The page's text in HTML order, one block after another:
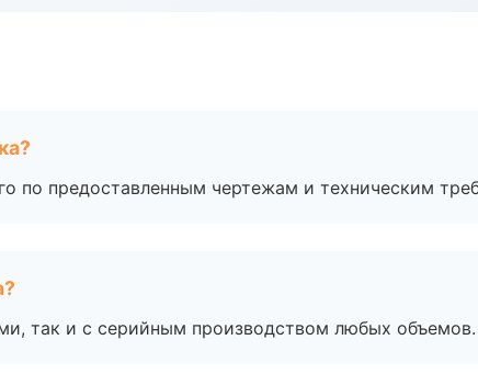
по предоставленным чертежам и техническим
так и с серийным производством любых объемов.